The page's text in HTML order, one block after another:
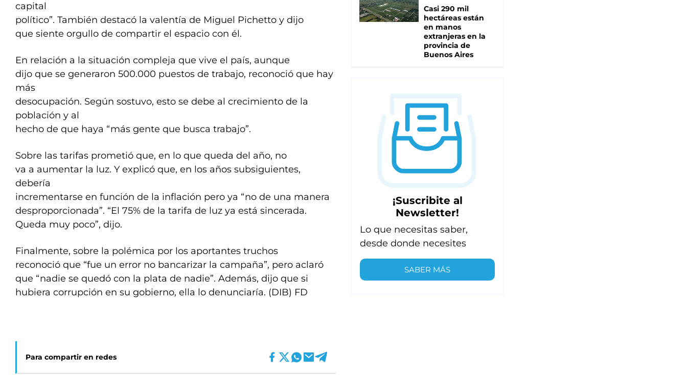
capital
político”. También destacó la valentía de Miguel Pichetto y dijo
que siente orgullo de compartir el espacio con él.
En relación a la situación compleja que vive el país, aunque
dijo que se generaron 500.000 puestos de trabajo, reconoció que hay
más
desocupación. Según sostuvo, esto se debe al crecimiento de la
población y al
hecho de que haya “más gente que busca trabajo”.
Sobre las tarifas prometió que, en lo que queda del año, no
va a aumentar la luz. Y explicó que, en los años subsiguientes,
debería
incrementarse en función de la inflación pero ya “no de una manera
desproporcionada”. “El 75% de la tarifa de luz ya está sincerada.
Queda muy poco”, dijo.
Finalmente, sobre la polémica por los aportantes truchos
reconoció que “fue un error no bancarizar la campaña”, pero aclaró
que “nadie se quedó con la plata de nadie”. Además, dijo que si
hubiera corrupción en su gobierno, ella lo denunciaría. (DIB) FD
Para compartir en redes
Casi 290 mil
hectáreas están
en manos
extranjeras en la
provincia de
Buenos Aires
¡Suscribite al
Newsletter!
Lo que necesitas saber,
desde donde necesites
SABER MÁS